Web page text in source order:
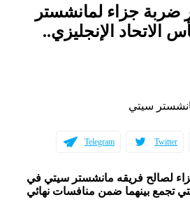
جزاء لمانشستر
الاتحاد الإنجليزي..
Twitter
Telegram
لصالح فريقه مانشستر سيتي في
تجمع بينهما ضمن منافسات نهائي